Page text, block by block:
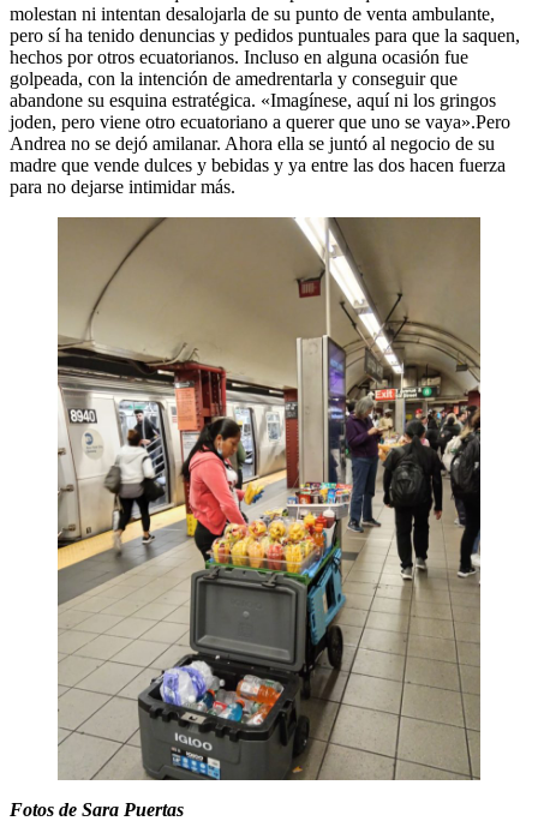
molestan ni intentan desalojarla de su punto de venta ambulante,
pero sí ha tenido denuncias y pedidos puntuales para que la saquen,
hechos por otros ecuatorianos. Incluso en alguna ocasión fue
golpeada, con la intención de amedrentarla y conseguir que
abandone su esquina estratégica. «Imagínese, aquí ni los gringos
joden, pero viene otro ecuatoriano a querer que uno se vaya».Pero
Andrea no se dejó amilanar. Ahora ella se juntó al negocio de su
madre que vende dulces y bebidas y ya entre las dos hacen fuerza
para no dejarse intimidar más.
Fotos de Sara Puertas